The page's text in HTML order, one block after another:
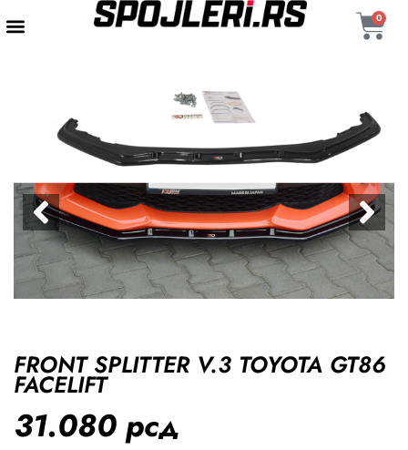
0
FRONT SPLITTER V.3 TOYOTA GT86
FACELIFT
31.080 рсд